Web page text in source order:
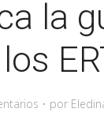
la
por